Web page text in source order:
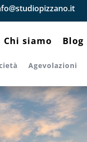
Chi siamo Blog
Agevolazioni